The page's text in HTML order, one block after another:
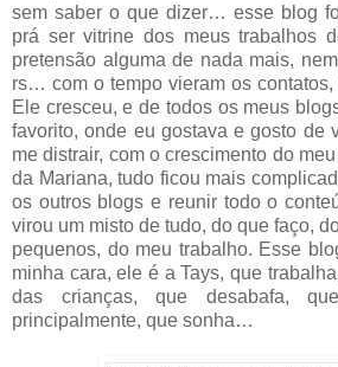
sem saber o que dizer… esse blog
prá ser vitrine dos meus trabalhos
pretensão alguma de nada mais,
rs… com o tempo vieram os
Ele cresceu, e de todos os meus
favorito, onde eu gostava e gosto de
me distrair, com o crescimento do
da Mariana, tudo ficou mais
os outros blogs e reunir todo o
virou um misto de tudo, do que faço,
pequenos, do meu trabalho. Esse
minha cara, ele é a Tays, que
das crianças, que desabafa,
principalmente, que sonha…